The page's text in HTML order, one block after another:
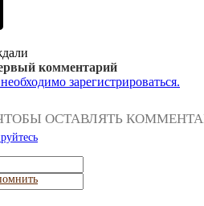
комментарий
зарегистрироваться.
ОСТАВЛЯТЬ